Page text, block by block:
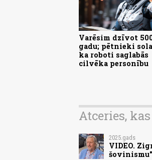
Varēsim dzīvot
gadu; pētnieki
ka roboti saglabās
cilvēka personību
Atceries,
2025.gads
VIDEO.
šovinismu"